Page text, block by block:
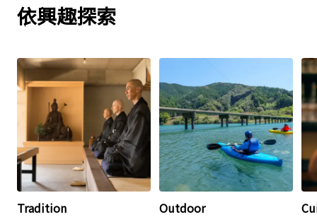
依興趣探索
Tradition Outdoor